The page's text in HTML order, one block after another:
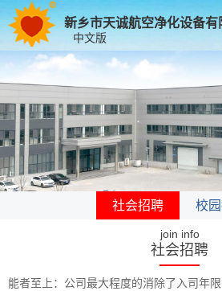
新乡市天诚航空净化设备有
中文版
社会招聘 校
join info
社会招聘
能者至上：公司最大程度的消除了入司年